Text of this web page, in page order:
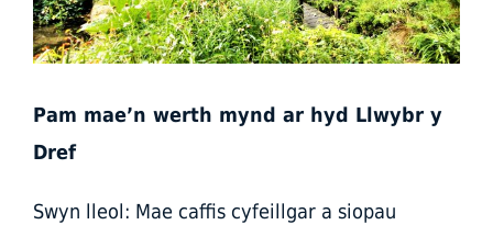
Pam mae’n werth mynd ar hyd Llwybr y
Dref
Swyn lleol: Mae caffis cyfeillgar a siopau